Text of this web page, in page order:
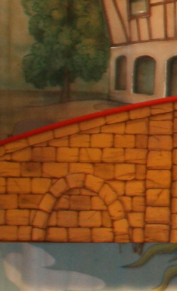
Hot Pänz 2016